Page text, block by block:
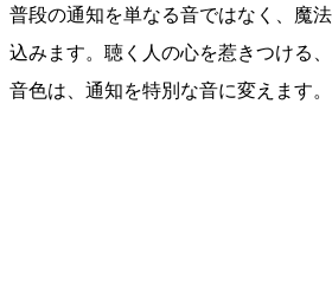
普段の通知を単なる音ではなく、魔
込みます。聴く人の心を惹きつける
音色は、通知を特別な音に変えます。